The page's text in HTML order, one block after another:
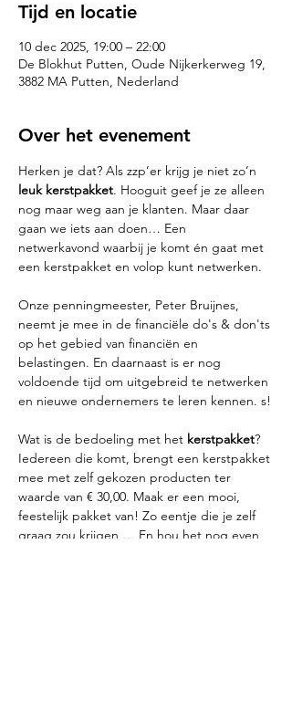
Tijd en locatie
10 dec 2025, 19:00 – 22:00
De Blokhut Putten, Oude Nijkerkerweg 19,
3882 MA Putten, Nederland
Over het evenement
Herken je dat? Als zzp’er krijg je niet zo’n
leuk kerstpakket. Hooguit geef je ze alleen
nog maar weg aan je klanten. Maar daar
gaan we iets aan doen… Een
netwerkavond waarbij je komt én gaat met
een kerstpakket en volop kunt netwerken.
Onze penningmeester, Peter Bruijnes,
neemt je mee in de financiële do's & don'ts
op het gebied van financiën en
belastingen. En daarnaast is er nog
voldoende tijd om uitgebreid te netwerken
en nieuwe ondernemers te leren kennen. s!
Wat is de bedoeling met het kerstpakket?
Iedereen die komt, brengt een kerstpakket
mee met zelf gekozen producten ter
waarde van € 30,00. Maak er een mooi,
feestelijk pakket van! Zo eentje die je zelf
graag zou krijgen … En hou het nog even